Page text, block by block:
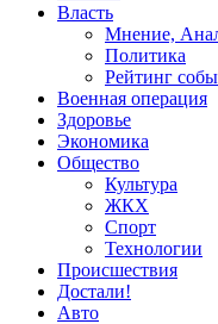
Власть
Мнение,
Политика
Рейтинг
Военная операция
Здоровье
Экономика
Общество
Культура
ЖКХ
Спорт
Технологии
Происшествия
Достали!
Авто